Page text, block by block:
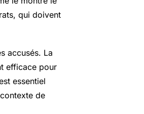
qui doivent
accusés. La
efficace pour
essentiel
de